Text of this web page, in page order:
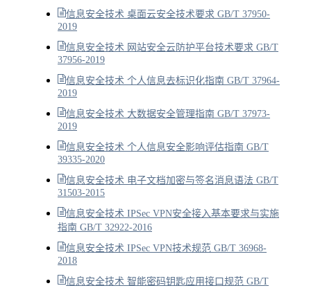
信息安全技术 桌面云安全技术要求 GB/T 37950-
2019
信息安全技术 网站安全云防护平台技术要求 GB/T
37956-2019
信息安全技术 个人信息去标识化指南 GB/T 37964-
2019
信息安全技术 大数据安全管理指南 GB/T 37973-
2019
信息安全技术 个人信息安全影响评估指南 GB/T
39335-2020
信息安全技术 电子文档加密与签名消息语法 GB/T
31503-2015
信息安全技术 IPSec VPN安全接入基本要求与实施
指南 GB/T 32922-2016
信息安全技术 IPSec VPN技术规范 GB/T 36968-
2018
信息安全技术 智能密码钥匙应用接口规范 GB/T